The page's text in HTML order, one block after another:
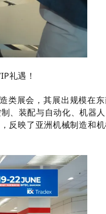
礼遇！
类展会，其展出规模在
、装配与自动化、机器
反映了亚洲机械制造和